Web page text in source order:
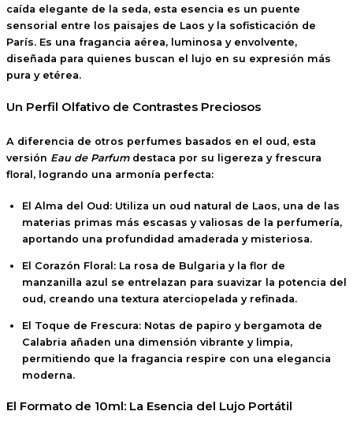
caída elegante de la seda, esta esencia es un puente
sensorial entre los paisajes de Laos y la sofisticación de
París. Es una fragancia aérea, luminosa y envolvente,
diseñada para quienes buscan el lujo en su expresión más
pura y etérea.
Un Perfil Olfativo de Contrastes Preciosos
A diferencia de otros perfumes basados en el oud, esta
versión Eau de Parfumdestaca por su ligereza y frescura
floral, logrando una armonía perfecta:
El Alma del Oud: Utiliza un oud natural de Laos, una de las
materias primas más escasas y valiosas de la perfumería,
aportando una profundidad amaderada y misteriosa.
El Corazón Floral: La rosa de Bulgaria y la flor de
manzanilla azul se entrelazan para suavizar la potencia del
oud, creando una textura aterciopelada y refinada.
El Toque de Frescura: Notas de papiro y bergamota de
Calabria añaden una dimensión vibrante y limpia,
permitiendo que la fragancia respire con una elegancia
moderna.
El Formato de 10ml: La Esencia del Lujo Portátil